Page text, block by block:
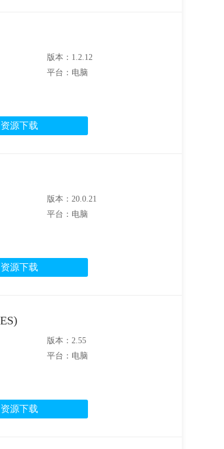
版本：1.2.12
平台：电脑
资源下载
版本：20.0.21
平台：电脑
资源下载
版本：2.55
平台：电脑
资源下载